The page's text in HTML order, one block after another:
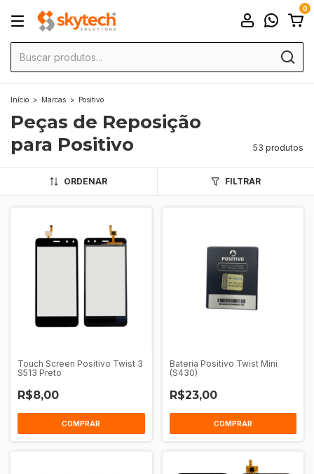
0
Início > Marcas > Positivo
Peças de Reposição
para Positivo
53 produtos
ORDENAR FILTRAR
Touch Screen Positivo Twist 3
S513 Preto
R$8,00
COMPRAR
Bateria Positivo Twist Mini
(S430)
R$23,00
COMPRAR